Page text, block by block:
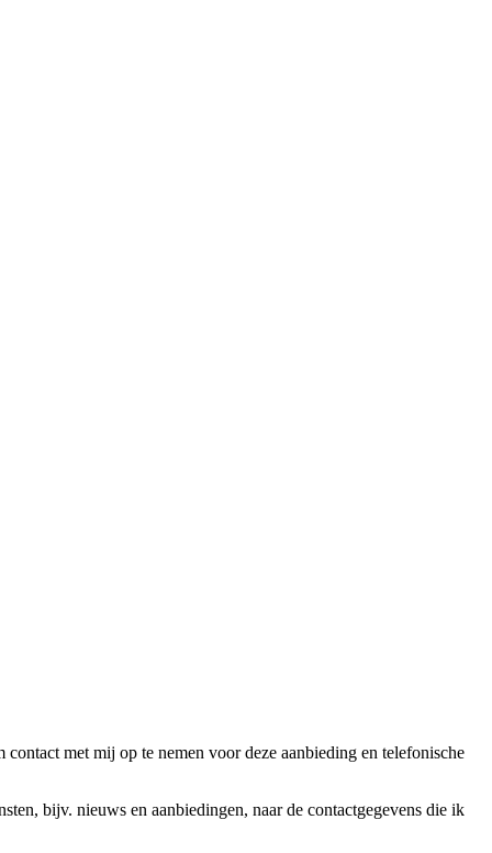
met mij op te nemen voor deze aanbieding en telefonische
bijv. nieuws en aanbiedingen, naar de contactgegevens die ik